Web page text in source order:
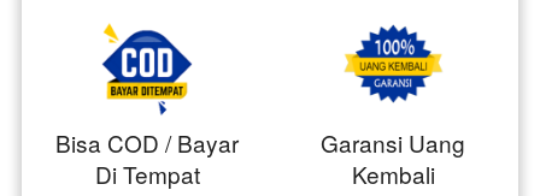
Bisa COD / Bayar
Di Tempat
Garansi Uang
Kembali